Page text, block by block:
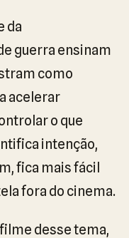
da
guerra ensinam
como
acelerar
o que
intenção,
fica mais fácil
fora do cinema.
desse tema,